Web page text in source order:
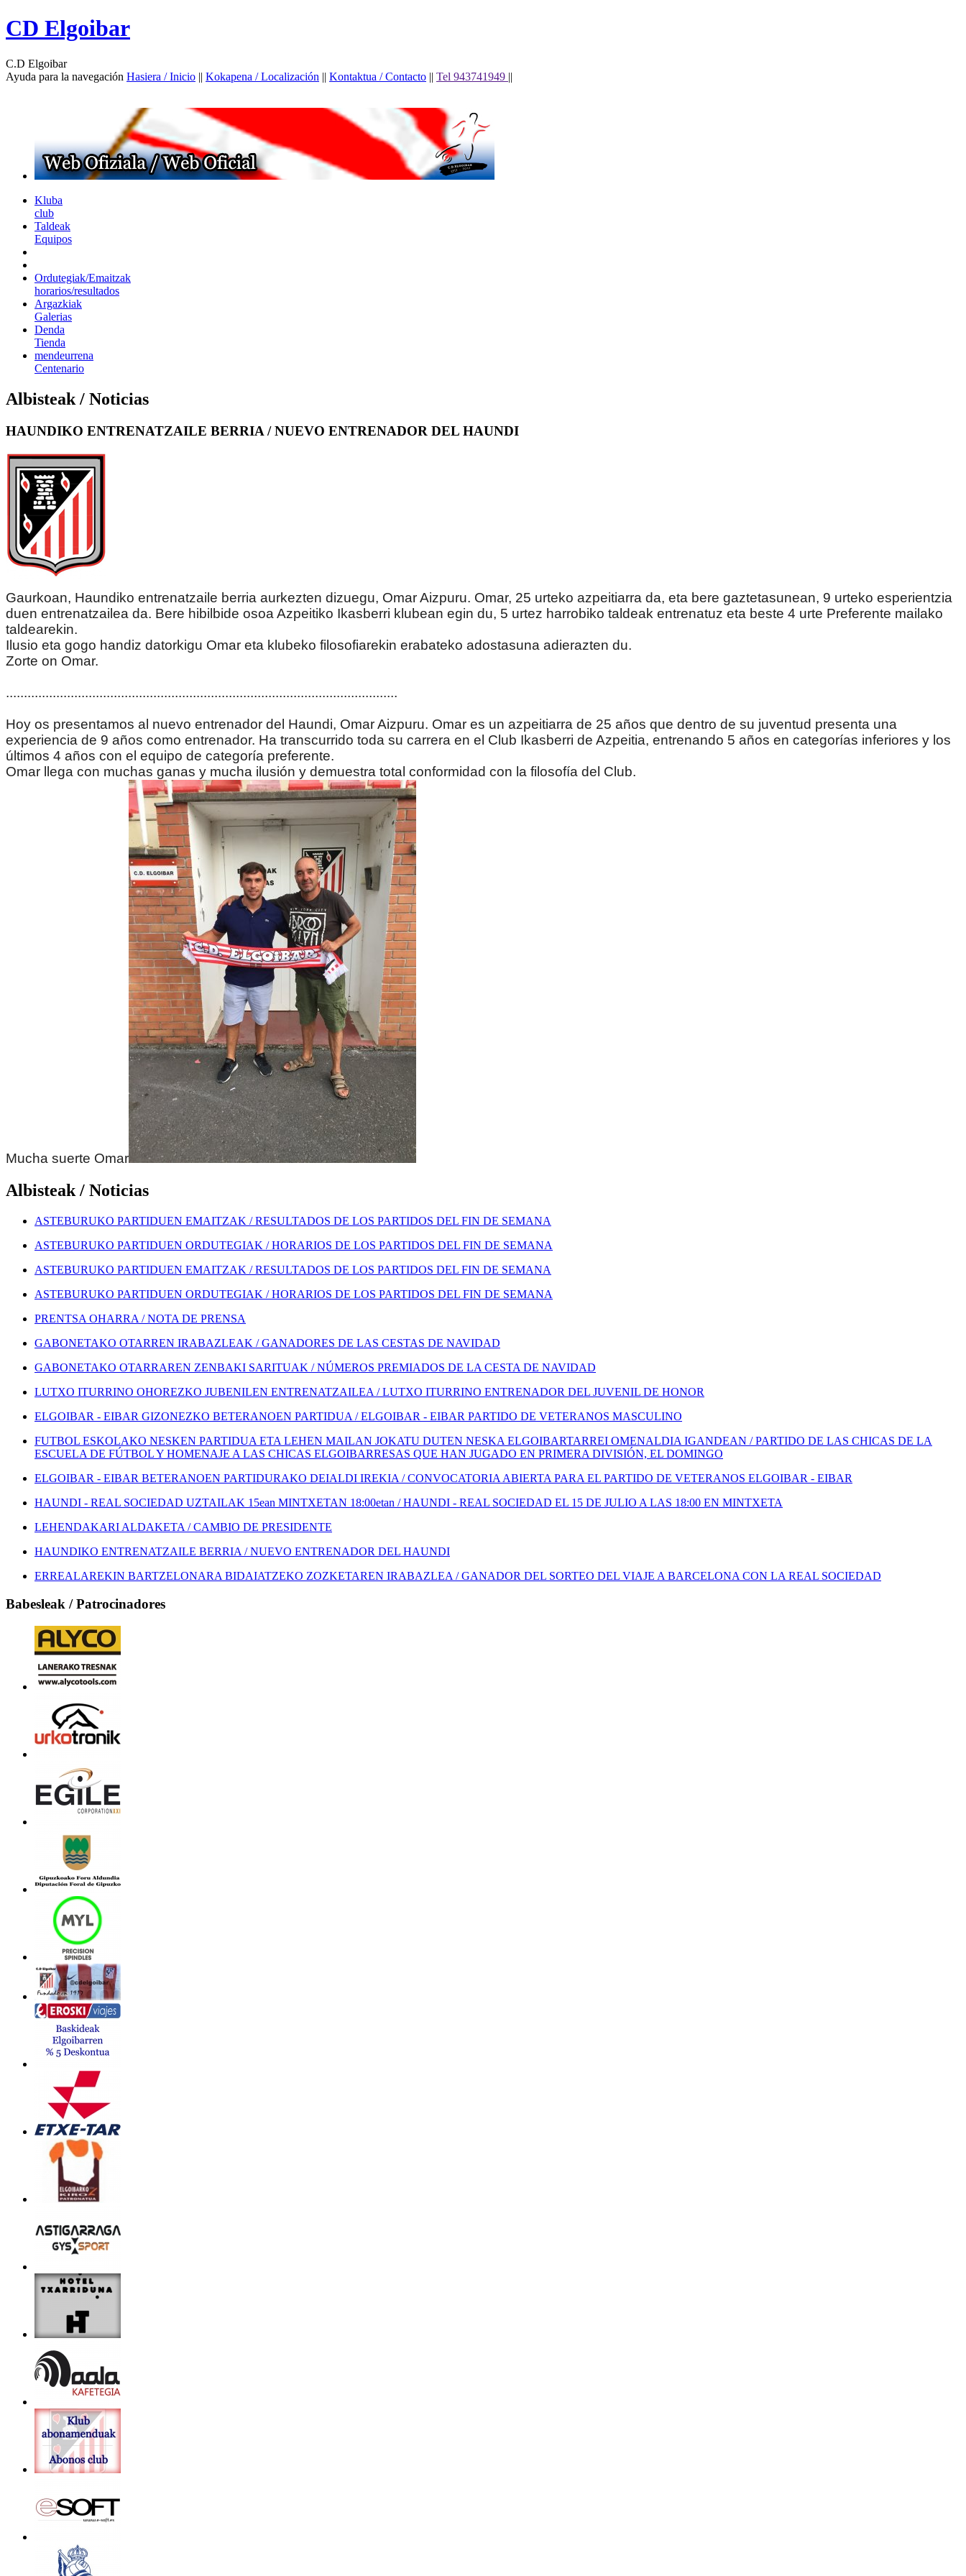
CD Elgoibar
C.D Elgoibar
Ayuda para la navegación Hasiera / Inicio || Kokapena / Localización || Kontaktua / Contacto || Tel 943741949 ||
Kluba
club
Taldeak
Equipos
Ordutegiak/Emaitzak
horarios/resultados
Argazkiak
Galerias
Denda
Tienda
mendeurrena
Centenario
Albisteak / Noticias
HAUNDIKO ENTRENATZAILE BERRIA / NUEVO ENTRENADOR DEL HAUNDI
Gaurkoan, Haundiko entrenatzaile berria aurkezten dizuegu, Omar Aizpuru. Omar, 25 urteko azpeitiarra da, eta bere gaztetasunean, 9 urteko esperientzia
duen entrenatzailea da. Bere hibilbide osoa Azpeitiko Ikasberri klubean egin du, 5 urtez harrobiko taldeak entrenatuz eta beste 4 urte Preferente mailako
taldearekin.
Ilusio eta gogo handiz datorkigu Omar eta klubeko filosofiarekin erabateko adostasuna adierazten du.
Zorte on Omar.
.............................................................................................................
Hoy os presentamos al nuevo entrenador del Haundi, Omar Aizpuru. Omar es un azpeitiarra de 25 años que dentro de su juventud presenta una
experiencia de 9 años como entrenador. Ha transcurrido toda su carrera en el Club Ikasberri de Azpeitia, entrenando 5 años en categorías inferiores y los
últimos 4 años con el equipo de categoría preferente.
Omar llega con muchas ganas y mucha ilusión y demuestra total conformidad con la filosofía del Club.
Mucha suerte Omar
Albisteak / Noticias
ASTEBURUKO PARTIDUEN EMAITZAK / RESULTADOS DE LOS PARTIDOS DEL FIN DE SEMANA
ASTEBURUKO PARTIDUEN ORDUTEGIAK / HORARIOS DE LOS PARTIDOS DEL FIN DE SEMANA
ASTEBURUKO PARTIDUEN EMAITZAK / RESULTADOS DE LOS PARTIDOS DEL FIN DE SEMANA
ASTEBURUKO PARTIDUEN ORDUTEGIAK / HORARIOS DE LOS PARTIDOS DEL FIN DE SEMANA
PRENTSA OHARRA / NOTA DE PRENSA
GABONETAKO OTARREN IRABAZLEAK / GANADORES DE LAS CESTAS DE NAVIDAD
GABONETAKO OTARRAREN ZENBAKI SARITUAK / NÚMEROS PREMIADOS DE LA CESTA DE NAVIDAD
LUTXO ITURRINO OHOREZKO JUBENILEN ENTRENATZAILEA / LUTXO ITURRINO ENTRENADOR DEL JUVENIL DE HONOR
ELGOIBAR - EIBAR GIZONEZKO BETERANOEN PARTIDUA / ELGOIBAR - EIBAR PARTIDO DE VETERANOS MASCULINO
FUTBOL ESKOLAKO NESKEN PARTIDUA ETA LEHEN MAILAN JOKATU DUTEN NESKA ELGOIBARTARREI OMENALDIA IGANDEAN / PARTIDO DE LAS CHICAS DE LA
ESCUELA DE FÚTBOL Y HOMENAJE A LAS CHICAS ELGOIBARRESAS QUE HAN JUGADO EN PRIMERA DIVISIÓN, EL DOMINGO
ELGOIBAR - EIBAR BETERANOEN PARTIDURAKO DEIALDI IREKIA / CONVOCATORIA ABIERTA PARA EL PARTIDO DE VETERANOS ELGOIBAR - EIBAR
HAUNDI - REAL SOCIEDAD UZTAILAK 15ean MINTXETAN 18:00etan / HAUNDI - REAL SOCIEDAD EL 15 DE JULIO A LAS 18:00 EN MINTXETA
LEHENDAKARI ALDAKETA / CAMBIO DE PRESIDENTE
HAUNDIKO ENTRENATZAILE BERRIA / NUEVO ENTRENADOR DEL HAUNDI
ERREALAREKIN BARTZELONARA BIDAIATZEKO ZOZKETAREN IRABAZLEA / GANADOR DEL SORTEO DEL VIAJE A BARCELONA CON LA REAL SOCIEDAD
Babesleak / Patrocinadores